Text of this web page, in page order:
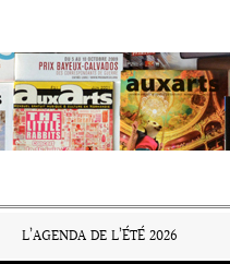
L’AGENDA DE L’ÉTÉ 2026